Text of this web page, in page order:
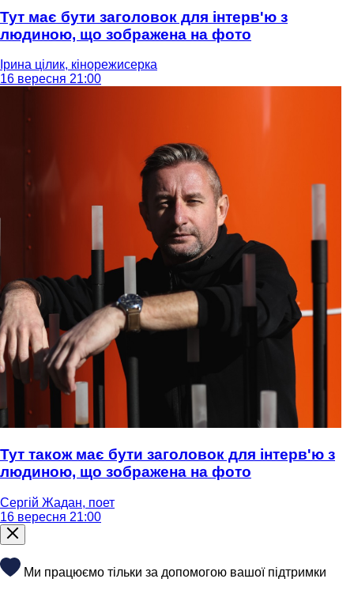
Тут має бути заголовок для інтерв'ю з
людиною, що зображена на фото
Ірина цілик, кінорежисерка
16 вересня 21:00
Тут також має бути заголовок для інтерв'ю з
людиною, що зображена на фото
Сергій Жадан, поет
16 вересня 21:00
Ми працюємо тільки за допомогою вашої підтримки